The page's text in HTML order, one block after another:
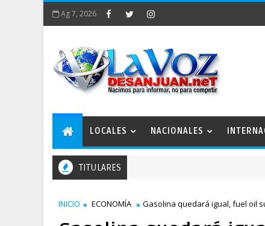
Ag 7, 2026
LOCALES NACIONALES
TITULARES
INICIO ECONOMÍA Gasolina quedará igual, fuel oil